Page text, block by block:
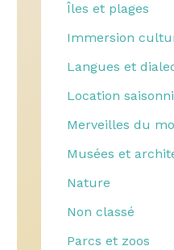
Îles et plages
Immersion
Langues et
Location
Merveilles du
Musées et
Nature
Non classé
Parcs et zoos